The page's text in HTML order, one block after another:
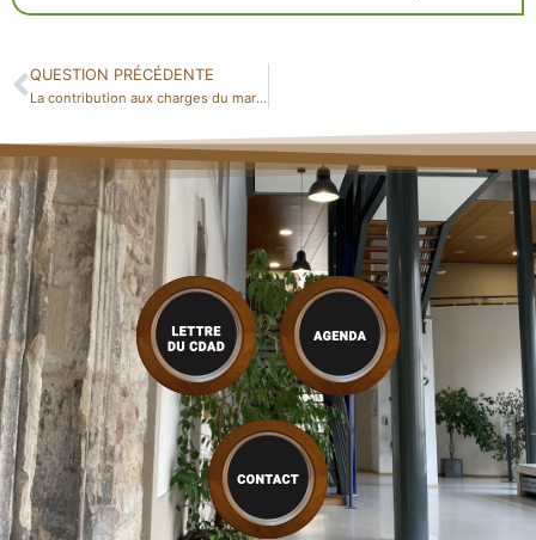
QUESTION PRÉCÉDENTE
La contribution aux charges du mariage